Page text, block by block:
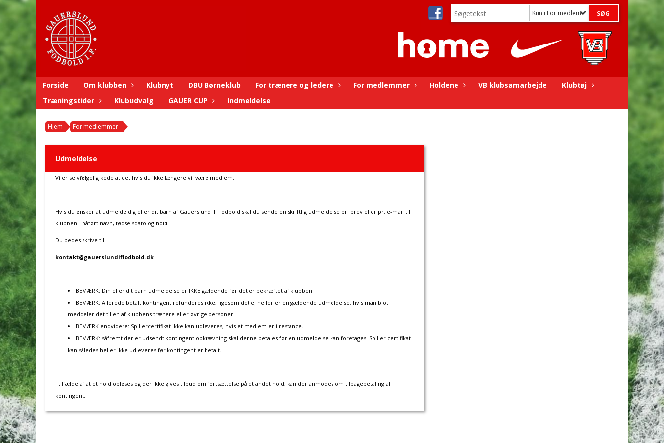
Kun i For medlemmer
Forside Om klubben Klubnyt DBU Børneklub For trænere og ledere For medlemmer Holdene VB klubsamarbejde
Klubtøj
Træningstider
Klubudvalg GAUER CUP Indmeldelse
Hjem For medlemmer
Udmeldelse
Vi er selvfølgelig kede at det hvis du ikke længere vil være medlem.
Hvis du ønsker at udmelde dig eller dit barn af Gauerslund IF Fodbold skal du sende en skriftlig udmeldelse pr. brev eller pr. e-mail til
klubben - påført navn, fødselsdato og hold.
Du bedes skrive til
kontakt@gauerslundiffodbold.dk
BEMÆRK: Din eller dit barn udmeldelse er IKKE gældende før det er bekræftet af klubben.
BEMÆRK: Allerede betalt kontingent refunderes ikke, ligesom det ej heller er en gældende udmeldelse, hvis man blot
meddeler det til en af klubbens trænere eller øvrige personer.
BEMÆRK endvidere: Spillercertifikat ikke kan udleveres, hvis et medlem er i restance.
BEMÆRK: såfremt der er udsendt kontingent opkrævning skal denne betales før en udmeldelse kan foretages. Spiller certifikat
kan således heller ikke udleveres før kontingent er betalt.
I tilfælde af at et hold opløses og der ikke gives tilbud om fortsættelse på et andet hold, kan der anmodes om tilbagebetaling af
kontingent.